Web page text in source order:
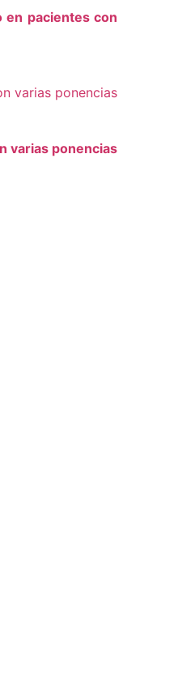
en pacientes con
varias ponencias